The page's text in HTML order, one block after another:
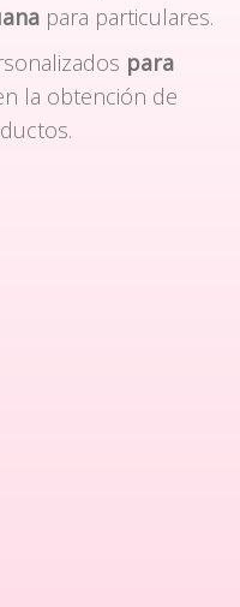
para particulares.
para
la obtención de